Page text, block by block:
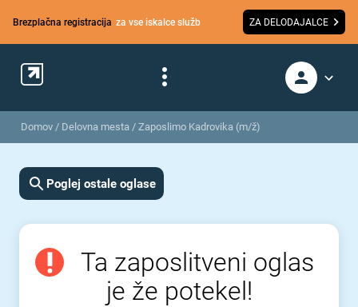
Brezplačna registracija za vse iskalce služb ZA DELODAJALCE
Domov / Delovna mesta / Zaposlimo Kadrovika (m/ž)
Poglej ostale oglase
Ta zaposlitveni oglas
je že potekel!